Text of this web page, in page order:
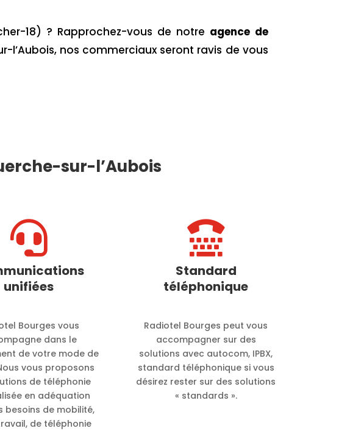
18) ? Rapprochez-vous de notre agence de
l’Aubois, nos commerciaux seront ravis de vous
sur-l’Aubois

unifiées
Bourges vous
dans le
de votre mode de
vous proposons
de téléphonie
en adéquation
besoins de mobilité,
de téléphonie

Standard
téléphonique
Radiotel Bourges peut vous
accompagner sur des
solutions avec autocom, IPBX,
standard téléphonique si vous
désirez rester sur des solutions
« standards ».